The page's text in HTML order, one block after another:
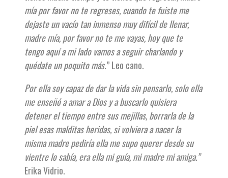
mía por favor no te regreses, cuando te fuiste me
dejaste un vacío tan inmenso muy difícil de llenar,
madre mía, por favor no te me vayas, hoy que te
tengo aquí a mi lado vamos a seguir charlando y
quédate un poquito más.” Leo cano.
Por ella soy capaz de dar la vida sin pensarlo, solo ella
me enseñó a amar a Dios y a buscarlo quisiera
detener el tiempo entre sus mejillas, borrarla de la
piel esas malditas heridas, si volviera a nacer la
misma madre pediría ella me supo querer desde su
vientre lo sabía, era ella mi guía, mi madre mi amiga.”
Erika Vidrio.